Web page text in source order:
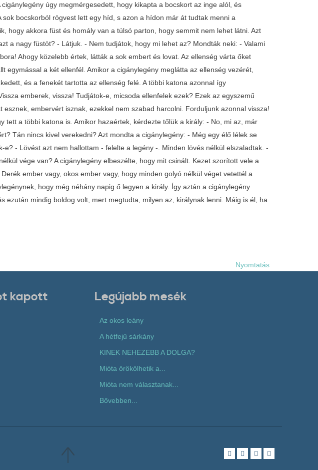
úgy megmérgesedett, hogy kikapta a bocskort az inge alól, és
bocskorból rögvest lett egy híd, s azon a hídon már át tudtak menni a
hogy akkora füst és homály van a túlsó parton, hogy semmit nem lehet látni. Azt
a nagy füstöt? - Látjuk. - Nem tudjátok, hogy mi lehet az? Mondták neki: - Valami
Ahogy közelebb értek, látták a sok embert és lovat. Az ellenség várta őket
egymással a két ellenfél. Amikor a cigánylegény meglátta az ellenség vezérét,
és a fenekét tartotta az ellenség felé. A többi katona azonnal így
emberek, vissza! Tudjátok-e, micsoda ellenfelek ezek? Ezek az egyszemű
embervért isznak, ezekkel nem szabad harcolni. Forduljunk azonnal vissza!
tett a többi katona is. Amikor hazaértek, kérdezte tőlük a király: - No, mi az, már
Tán nincs kivel verekedni? Azt mondta a cigánylegény: - Még egy élő lélek se
- Lövést azt nem hallottam - felelte a legény -. Minden lövés nélkül elszaladtak. -
vége van? A cigánylegény elbeszélte, hogy mit csinált. Kezet szorított vele a
ember vagy, okos ember vagy, hogy minden golyó nélkül véget vetettél a
hogy még néhány napig ő legyen a király. Így aztán a cigánylegény
ezután mindig boldog volt, mert megtudta, milyen az, királynak lenni. Máig is él, ha
Nyomtatás
kapott
Legújabb mesék
Az okos leány
A hétfejű sárkány
KINEK NEHEZEBB A DOLGA?
Mióta örökölhetik a...
Mióta nem választanak...
Bővebben...